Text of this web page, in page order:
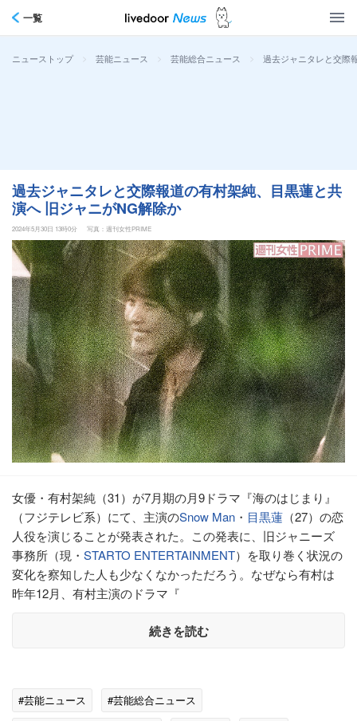
一覧
ニューストップ > 芸能ニュース > 芸能総合ニュース > 過去ジャニタレと交際
過去ジャニタレと交際報道の有村架純、目黒蓮と共
演へ 旧ジャニがNG解除か
2024年5月30日 13時0分 写真：週刊女性PRIME
女優・有村架純（31）が7月期の月9ドラマ『海のはじまり』
（フジテレビ系）にて、主演のSnow Man ・ 目黒蓮 （27）の恋
人役を演じることが発表された。この発表に、旧ジャニーズ
事務所（現・ STARTO ENTERTAINMENT）を取り巻く状況の
変化を察知した人も少なくなかっただろう。なぜなら有村は
昨年12月、有村主演のドラマ『
続きを読む
#芸能ニュース
#芸能総合ニュース